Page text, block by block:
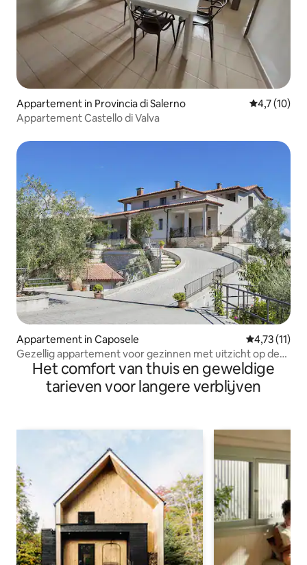
Appartement in Provincia di Salerno
4,7 (10)
Appartement Castello di Valva
Appartement in Caposele Gemiddelde
4,73 (11)
Gezellig appartement voor gezinnen met uitzicht op de
bergen
Het comfort van thuis en geweldige
tarieven voor langere verblijven